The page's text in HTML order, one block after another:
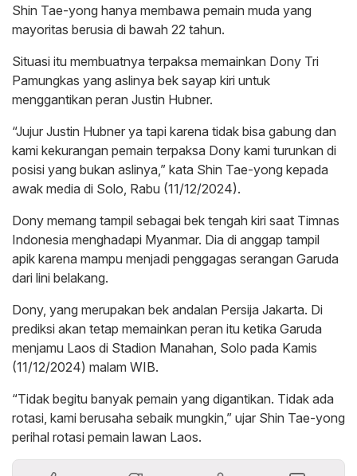
Shin Tae-yong hanya membawa pemain muda yang
mayoritas berusia di bawah 22 tahun.
Situasi itu membuatnya terpaksa memainkan Dony Tri
Pamungkas yang aslinya bek sayap kiri untuk
menggantikan peran Justin Hubner.
“Jujur Justin Hubner ya tapi karena tidak bisa gabung dan
kami kekurangan pemain terpaksa Dony kami turunkan di
posisi yang bukan aslinya,” kata Shin Tae-yong kepada
awak media di Solo, Rabu (11/12/2024).
Dony memang tampil sebagai bek tengah kiri saat Timnas
Indonesia menghadapi Myanmar. Dia di anggap tampil
apik karena mampu menjadi penggagas serangan Garuda
dari lini belakang.
Dony, yang merupakan bek andalan Persija Jakarta. Di
prediksi akan tetap memainkan peran itu ketika Garuda
menjamu Laos di Stadion Manahan, Solo pada Kamis
(11/12/2024) malam WIB.
“Tidak begitu banyak pemain yang digantikan. Tidak ada
rotasi, kami berusaha sebaik mungkin,” ujar Shin Tae-yong
perihal rotasi pemain lawan Laos.